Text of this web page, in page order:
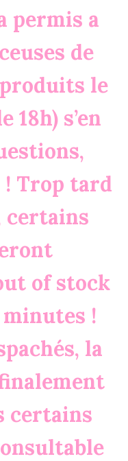
permis a
de
le
18h) s’en
Trop tard
certains
of stock
!
la
certains